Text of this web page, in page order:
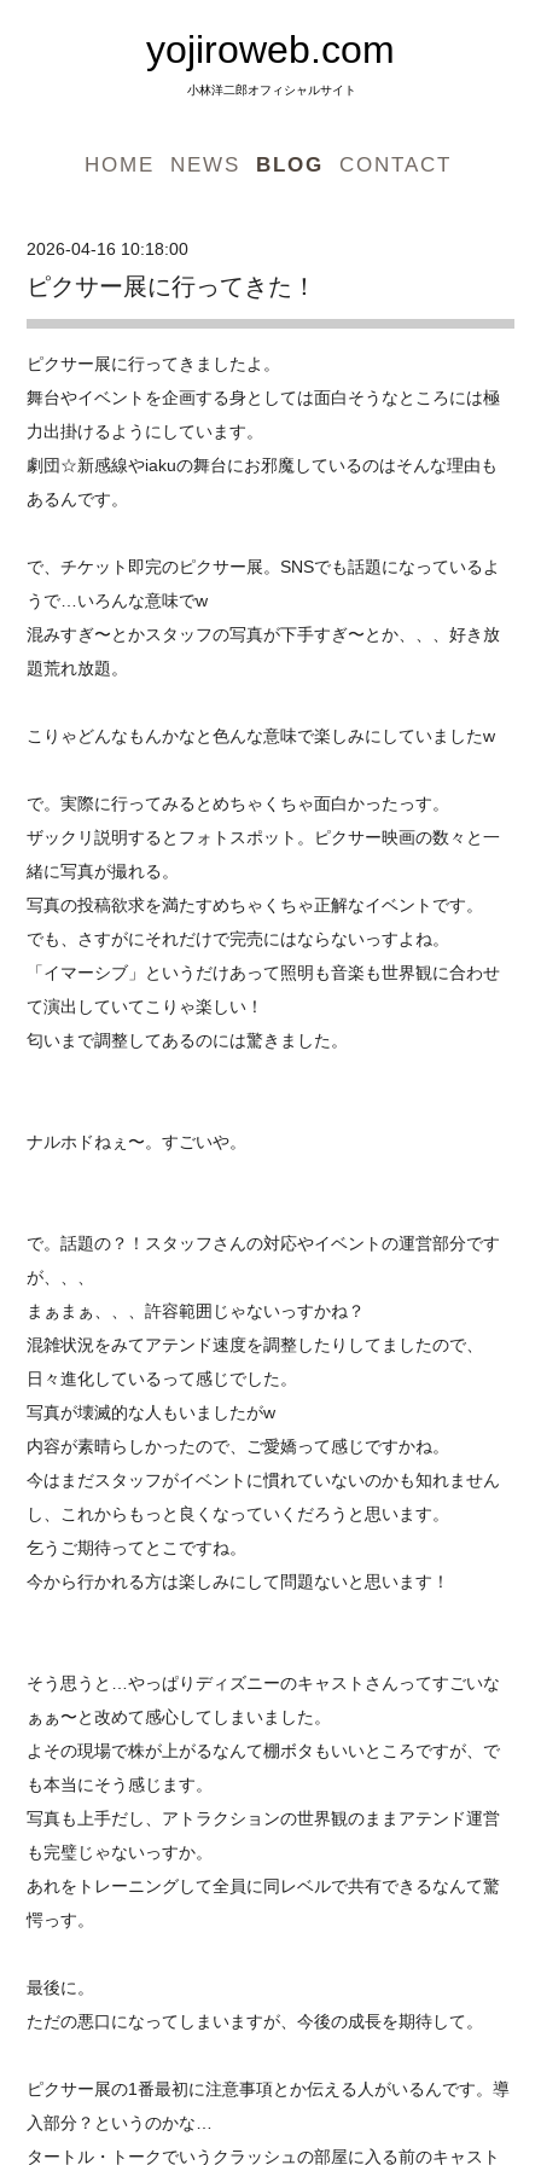
yojiroweb.com
小林洋二郎オフィシャルサイト
HOME NEWS BLOG CONTACT
2026-04-16 10:18:00
ピクサー展に行ってきた！
ピクサー展に行ってきましたよ。
舞台やイベントを企画する身としては面白そうなところには極
力出掛けるようにしています。
劇団☆新感線やiakuの舞台にお邪魔しているのはそんな理由も
あるんです。
で、チケット即完のピクサー展。SNSでも話題になっているよ
うで…いろんな意味でw
混みすぎ〜とかスタッフの写真が下手すぎ〜とか、、、好き放
題荒れ放題。
こりゃどんなもんかなと色んな意味で楽しみにしていましたw
で。実際に行ってみるとめちゃくちゃ面白かったっす。
ザックリ説明するとフォトスポット。ピクサー映画の数々と一
緒に写真が撮れる。
写真の投稿欲求を満たすめちゃくちゃ正解なイベントです。
でも、さすがにそれだけで完売にはならないっすよね。
「イマーシブ」というだけあって照明も音楽も世界観に合わせ
て演出していてこりゃ楽しい！
匂いまで調整してあるのには驚きました。
ナルホドねぇ〜。すごいや。
で。話題の？！スタッフさんの対応やイベントの運営部分です
が、、、
まぁまぁ、、、許容範囲じゃないっすかね？
混雑状況をみてアテンド速度を調整したりしてましたので、
日々進化しているって感じでした。
写真が壊滅的な人もいましたがw
内容が素晴らしかったので、ご愛嬌って感じですかね。
今はまだスタッフがイベントに慣れていないのかも知れません
し、これからもっと良くなっていくだろうと思います。
乞うご期待ってとこですね。
今から行かれる方は楽しみにして問題ないと思います！
そう思うと…やっぱりディズニーのキャストさんってすごいな
ぁぁ〜と改めて感心してしまいました。
よその現場で株が上がるなんて棚ボタもいいところですが、で
も本当にそう感じます。
写真も上手だし、アトラクションの世界観のままアテンド運営
も完璧じゃないっすか。
あれをトレーニングして全員に同レベルで共有できるなんて驚
愕っす。
最後に。
ただの悪口になってしまいますが、今後の成長を期待して。
ピクサー展の1番最初に注意事項とか伝える人がいるんです。導
入部分？というのかな…
タートル・トークでいうクラッシュの部屋に入る前のキャスト